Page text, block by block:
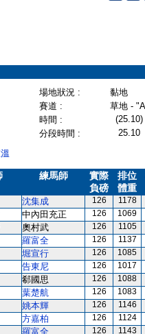
場地狀況 :
黏地
賽道 :
草地 -
時間 : (25.10)
分段時間 :
25.10
練馬師
實際
負磅
排位
體重
沈集成 126 1178
中內田充正 126 1069
奧村武 126 1105
羅富全 126 1137
堀宣行 126 1085
告東尼 126 1017
郗國思 126 1088
葉楚航 126 1083
姚本輝 126 1146
方嘉柏 126 1124
羅富全 126 1143